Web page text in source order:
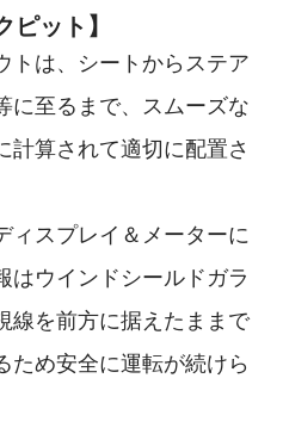
ピット】
トは、シートからステア
に至るまで、スムーズな
計算されて適切に配置さ
ィスプレイ＆メーターに
はウインドシールドガラ
線を前方に据えたままで
ため安全に運転が続けら